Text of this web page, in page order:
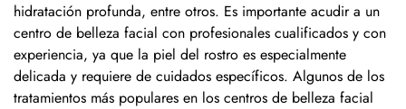
hidratación profunda, entre otros. Es importante acudir a un
centro de belleza facial con profesionales cualificados y con
experiencia, ya que la piel del rostro es especialmente
delicada y requiere de cuidados específicos. Algunos de los
tratamientos más populares en los centros de belleza facial